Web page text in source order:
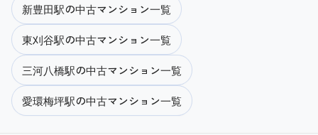
新豊田駅の中古マンション一覧
東刈谷駅の中古マンション一覧
三河八橋駅の中古マンション一覧
愛環梅坪駅の中古マンション一覧